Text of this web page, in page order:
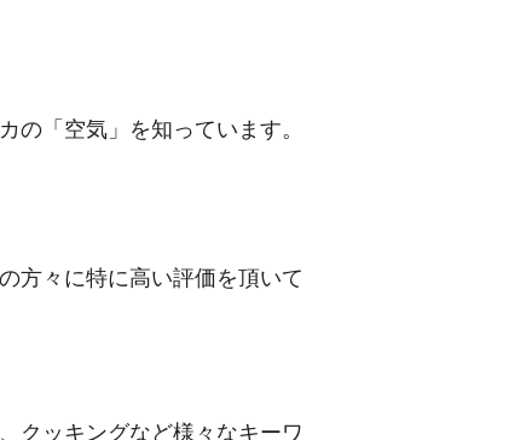
の「空気」を知っています。
方々に特に高い評価を頂いて
クッキングなど様々なキーワ